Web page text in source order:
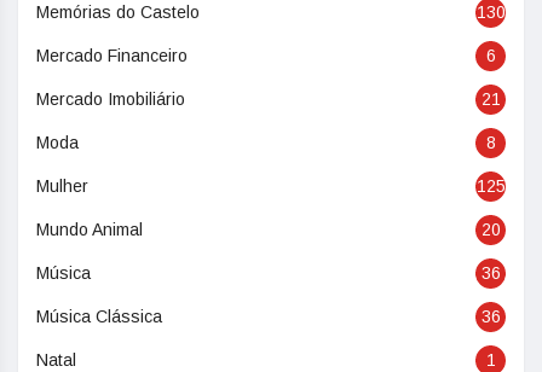
Memórias do Castelo 130
Mercado Financeiro 6
Mercado Imobiliário 21
Moda 8
Mulher 125
Mundo Animal 20
Música 36
Música Clássica 36
Natal 1